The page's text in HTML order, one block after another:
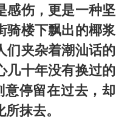
感伤，更是一种坚
骑楼下飘出的椰浆
们夹杂着潮汕话的
几十年没有换过的
停留在过去，却
抹去。